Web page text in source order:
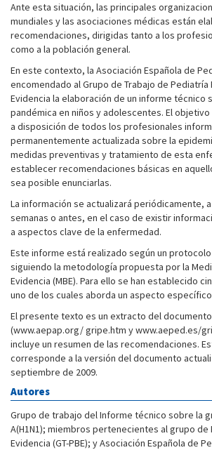
Ante esta situación, las principales
mundiales y las asociaciones médicas están
recomendaciones, dirigidas tanto a los
como a la población general.
En este contexto, la Asociación Española de
encomendado al Grupo de Trabajo de Pediatría
Evidencia la elaboración de un informe técnico
pandémica en niños y adolescentes. El
a disposición de todos los profesionales
permanentemente actualizada sobre la
medidas preventivas y tratamiento de esta
establecer recomendaciones básicas en
sea posible enunciarlas.
La información se actualizará periódicamente,
semanas o antes, en el caso de existir
a aspectos clave de la enfermedad.
Este informe está realizado según un
siguiendo la metodología propuesta por la
Evidencia (MBE). Para ello se han establecido
uno de los cuales aborda un aspecto
El presente texto es un extracto del
(www.aepap.org/ gripe.htm y www.aeped.es/
incluye un resumen de las recomendaciones.
corresponde a la versión del documento
septiembre de 2009.
Autores
Grupo de trabajo del Informe técnico sobre la
A(H1N1); miembros pertenecientes al grupo de
Evidencia (GT-PBE); y Asociación Española de